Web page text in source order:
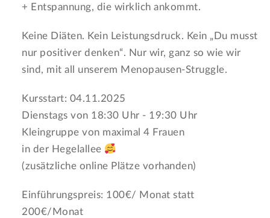
+ Entspannung, die wirklich ankommt.
Keine Diäten. Kein Leistungsdruck. Kein „Du musst
nur positiver denken“. Nur wir, ganz so wie wir
sind, mit all unserem Menopausen-Struggle.
Kursstart: 04.11.2025
Dienstags von 18:30 Uhr - 19:30 Uhr
Kleingruppe von maximal 4 Frauen
in der Hegelallee
(zusätzliche online Plätze vorhanden)
Einführungspreis: 100€/ Monat statt
200€/Monat